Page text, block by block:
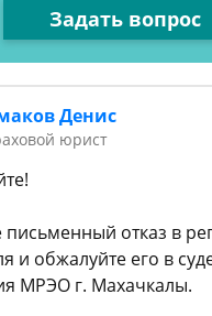
Задать вопрос
Денис
юрист
письменный отказ в
и обжалуйте его в
МРЭО г. Махачкалы.